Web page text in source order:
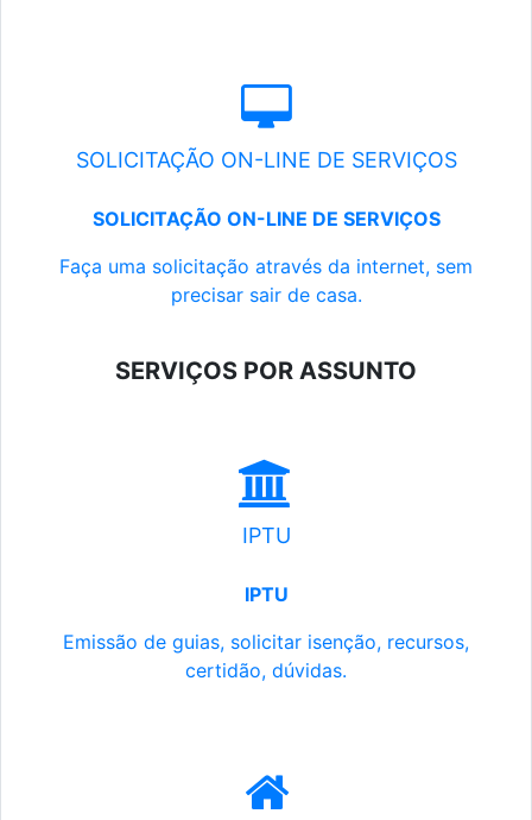
SOLICITAÇÃO ON-LINE DE SERVIÇOS
SOLICITAÇÃO ON-LINE DE SERVIÇOS
Faça uma solicitação através da internet, sem
precisar sair de casa.
SERVIÇOS POR ASSUNTO
IPTU
IPTU
Emissão de guias, solicitar isenção, recursos,
certidão, dúvidas.